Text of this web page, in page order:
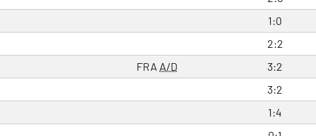
1:0
2:2
FRA A/D 3:2
3:2
1:4